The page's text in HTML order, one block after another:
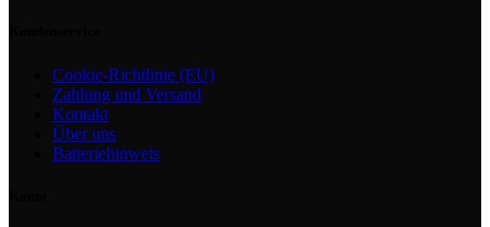
Cookie-Richtlinie (EU)
Zahlung und Versand
Kontakt
Über uns
Batteriehinweis